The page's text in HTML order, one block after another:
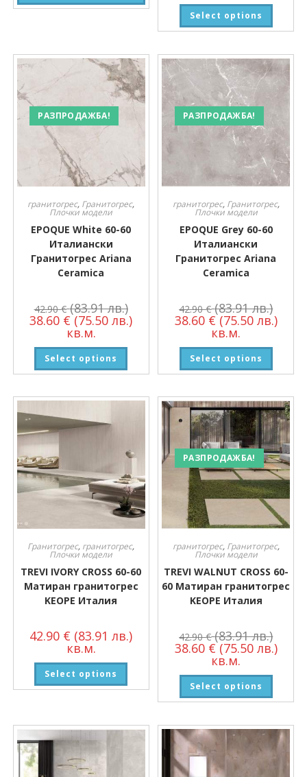
Select options
РАЗПРОДАЖБА!
гранитогрес, Гранитогрес,
Плочки модели
EPOQUE White 60-60
Италиански
Гранитогрес Ariana
Ceramica
42.90€ (83.91 лв.)
38.60 € (75.50 лв.)
кв.м.
Select options
РАЗПРОДАЖБА!
гранитогрес, Гранитогрес,
Плочки модели
EPOQUE Grey 60-60
Италиански
Гранитогрес Ariana
Ceramica
42.90€ (83.91 лв.)
38.60 € (75.50 лв.)
кв.м.
Select options
Гранитогрес, гранитогрес,
Плочки модели
TREVI IVORY CROSS 60-60
Матиран гранитогрес
KEOPE Италия
42.90 € (83.91 лв.)
кв.м.
Select options
РАЗПРОДАЖБА!
гранитогрес, Гранитогрес,
Плочки модели
TREVI WALNUT CROSS 60-
60 Матиран гранитогрес
KEOPE Италия
42.90€ (83.91 лв.)
38.60 € (75.50 лв.)
кв.м.
Select options